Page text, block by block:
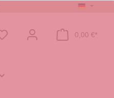
0,00 €*